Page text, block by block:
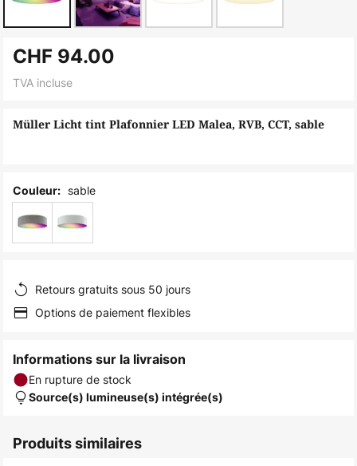
to
the
ofMüller Licht tint Plafonnier LED Malea, RVB, CCT, sable
CHF 94.00
TVA incluse
Couleur: sable
Retours gratuits sous 50 jours
Options de paiement flexibles
Informations sur la livraison
En rupture de stock
Source(s) lumineuse(s) intégrée(s)
Produits similaires